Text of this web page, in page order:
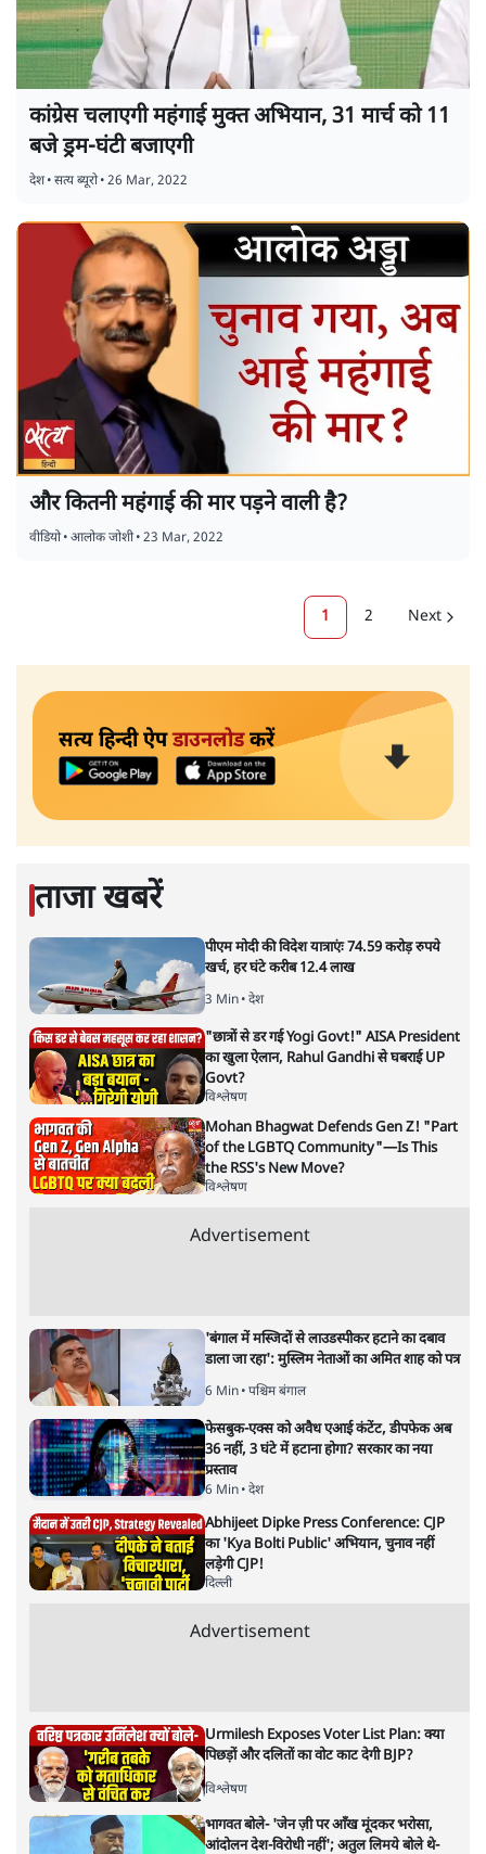
कांग्रेस चलाएगी महंगाई मुक्त अभियान, 31 मार्च को 11
बजे ड्रम-घंटी बजाएगी
देश•सत्य ब्यूरो•26 Mar, 2022
और कितनी महंगाई की मार पड़ने वाली है?
वीडियो•आलोक जोशी•23 Mar, 2022
1 2 Next
सत्य हिन्दी ऐपडाउनलोडकरें
ताजा खबरें
पीएम मोदी की विदेश यात्राएंः 74.59 करोड़ रुपये
खर्च, हर घंटे करीब 12.4 लाख
3 Min• देश
"छात्रों से डर गई Yogi Govt!" AISA President
का खुला ऐलान, Rahul Gandhi से घबराई UP
Govt?
विश्लेषण
Mohan Bhagwat Defends Gen Z! "Part
of the LGBTQ Community"—Is This
the RSS's New Move?
विश्लेषण
Advertisement
'बंगाल में मस्जिदों से लाउडस्पीकर हटाने का दबाव
डाला जा रहा': मुस्लिम नेताओं का अमित शाह को पत्र
6 Min• पश्चिम बंगाल
फेसबुक-एक्स को अवैध एआई कंटेंट, डीपफेक अब
36 नहीं, 3 घंटे में हटाना होगा? सरकार का नया
प्रस्ताव
6 Min• देश
Abhijeet Dipke Press Conference: CJP
का 'Kya Bolti Public' अभियान, चुनाव नहीं
लड़ेगी CJP!
दिल्ली
Advertisement
Urmilesh Exposes Voter List Plan: क्या
पिछड़ों और दलितों का वोट काट देगी BJP?
विश्लेषण
भागवत बोले- 'जेन ज़ी पर आँख मूंदकर भरोसा,
आंदोलन देश-विरोधी नहीं'; अतुल लिमये बोले थे-